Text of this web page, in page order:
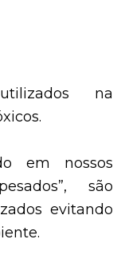
na
em nossos
são
evitando